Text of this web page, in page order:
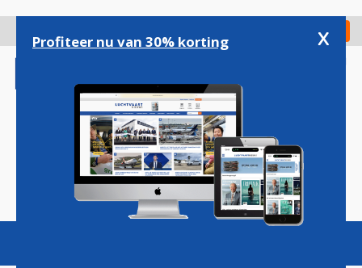
gaan
Check in
Magazine Podcasts Vacatures
Profiteer nu van 30% korting x